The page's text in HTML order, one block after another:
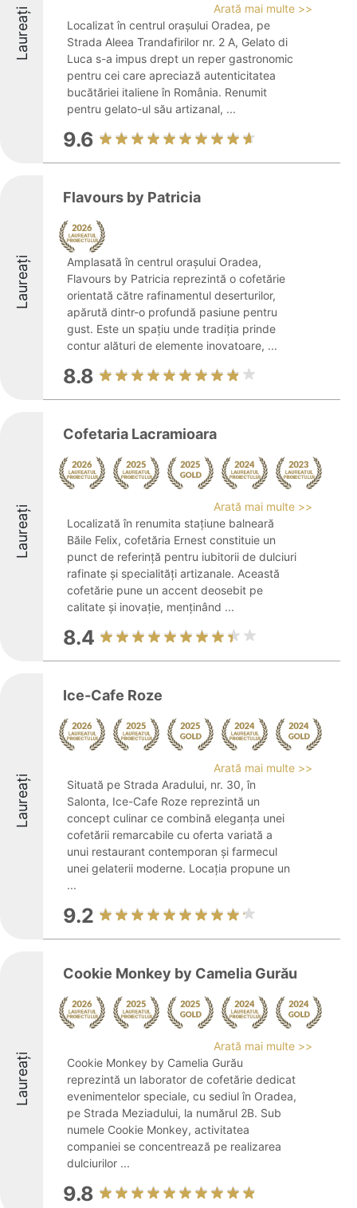
Laureați
Arată mai multe >>
Localizat în centrul orașului Oradea, pe
Strada Aleea Trandafirilor nr. 2 A, Gelato di
Luca s-a impus drept un reper gastronomic
pentru cei care apreciază autenticitatea
bucătăriei italiene în România. Renumit
pentru gelato-ul său artizanal, ...
9.6
Laureați
Flavours by Patricia
Amplasată în centrul orașului Oradea,
Flavours by Patricia reprezintă o cofetărie
orientată către rafinamentul deserturilor,
apărută dintr-o profundă pasiune pentru
gust. Este un spațiu unde tradiția prinde
contur alături de elemente inovatoare, ...
8.8
Laureați
Cofetaria Lacramioara
Arată mai multe >>
Localizată în renumita stațiune balneară
Băile Felix, cofetăria Ernest constituie un
punct de referință pentru iubitorii de dulciuri
rafinate și specialități artizanale. Această
cofetărie pune un accent deosebit pe
calitate și inovație, menținând ...
8.4
Laureați
Ice-Cafe Roze
Arată mai multe >>
Situată pe Strada Aradului, nr. 30, în
Salonta, Ice-Cafe Roze reprezintă un
concept culinar ce combină eleganța unei
cofetării remarcabile cu oferta variată a
unui restaurant contemporan și farmecul
unei gelaterii moderne. Locația propune un
...
9.2
Laureați
Cookie Monkey by Camelia Gurău
Arată mai multe >>
Cookie Monkey by Camelia Gurău
reprezintă un laborator de cofetărie dedicat
evenimentelor speciale, cu sediul în Oradea,
pe Strada Meziadului, la numărul 2B. Sub
numele Cookie Monkey, activitatea
companiei se concentrează pe realizarea
dulciurilor ...
9.8